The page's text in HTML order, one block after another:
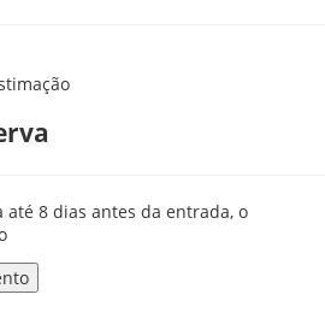
8 dias antes da entrada, o